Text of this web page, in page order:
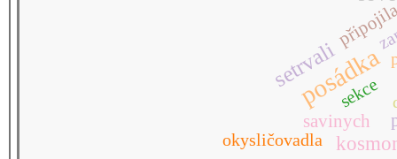
posádka
setrvali
savinych
okysličovadla
sekce